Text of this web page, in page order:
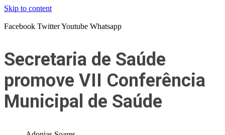
Skip to content
Facebook TwitterYoutube Whatsapp
Secretaria de Saúde
promove VII Conferência
Municipal de Saúde